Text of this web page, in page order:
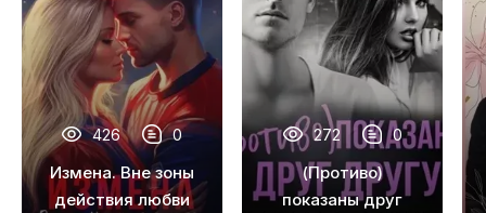
426 0
Измена. Вне зоны
действия любви
272 0
(Противо)
показаны друг